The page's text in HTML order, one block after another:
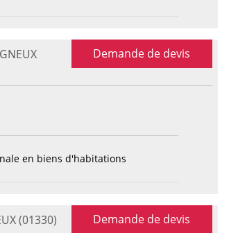
Demande de devis
en biens d'habitations
(01330) Demande de devis